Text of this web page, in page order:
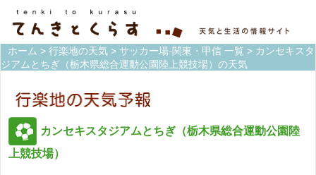
ホーム > 行楽地の天気 > サッカー場-関東・甲信 一覧 > カンセキスタ
ジアムとちぎ（栃木県総合運動公園陸上競技場）の天気
カンセキスタジアムとちぎ（栃木県総合運動公園陸
上競技場）